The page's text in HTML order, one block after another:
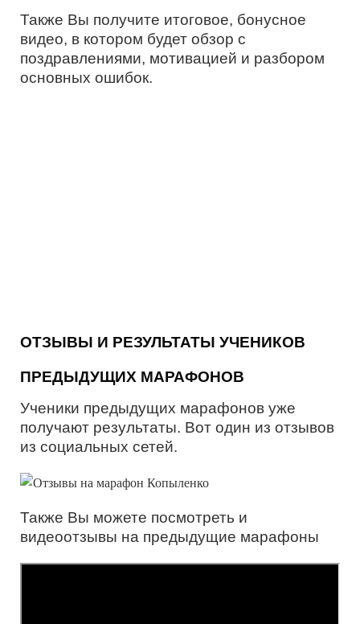
Также Вы получите итоговое, бонусное
видео, в котором будет обзор с
поздравлениями, мотивацией и разбором
основных ошибок.
ОТЗЫВЫ И РЕЗУЛЬТАТЫ УЧЕНИКОВ
ПРЕДЫДУЩИХ МАРАФОНОВ
Ученики предыдущих марафонов уже
получают результаты. Вот один из отзывов
из социальных сетей.
Также Вы можете посмотреть и
видеоотзывы на предыдущие марафоны